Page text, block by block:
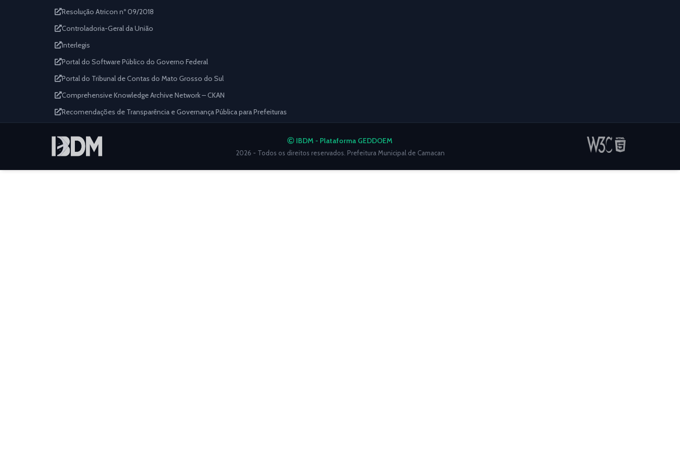
Resolução Atricon nº 09/2018
Controladoria-Geral da União
Interlegis
Portal do Software Público do Governo Federal
Portal do Tribunal de Contas do Mato Grosso do Sul
Comprehensive Knowledge Archive Network – CKAN
Recomendações de Transparência e Governança Pública para Prefeituras
IBDM - Plataforma GEDDOEM
2026 - Todos os direitos reservados. Prefeitura Municipal de Camacan